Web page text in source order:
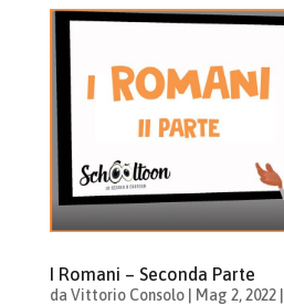
I Romani – Seconda Parte
da Vittorio Consolo| Mag 2, 2022|